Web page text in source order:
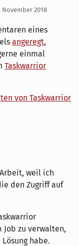
November 2018
eines
angeregt,
einmal
Taskwarrior
von Taskwarrior
weil ich
den Zugriff auf
Job zu verwalten,
habe.